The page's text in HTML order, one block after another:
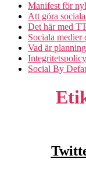
Manifest för
Att göra
Det här med
Sociala medier
Vad är
Integritetspolicy
Social By